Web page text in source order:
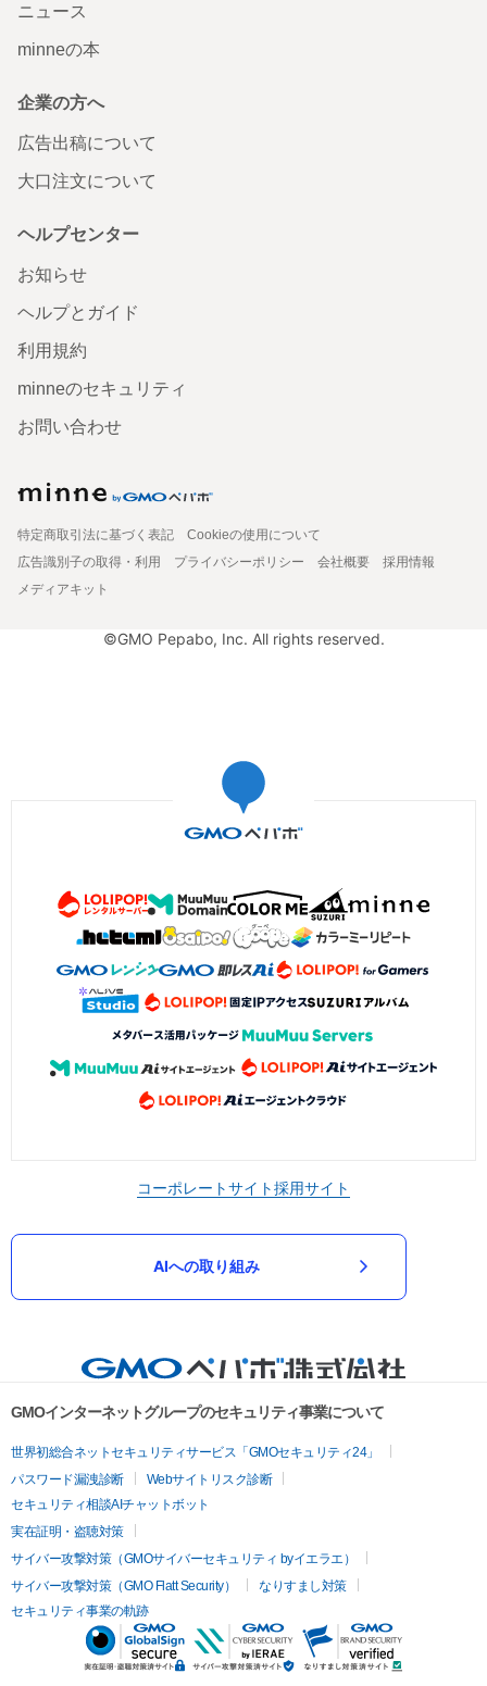
ニュース
minneの本
企業の方へ
広告出稿について
大口注文について
ヘルプセンター
お知らせ
ヘルプとガイド
利用規約
minneのセキュリティ
お問い合わせ
特定商取引法に基づく表記
Cookieの使用について
広告識別子の取得・利用
プライバシーポリシー 会社概要
採用情報
メディアキット
©GMO Pepabo, Inc. All rights reserved.
コーポレートサイト採用サイト
AIへの取り組み
GMOインターネットグループのセキュリティ事業について
世界初総合ネットセキュリティサービス「GMOセキュリティ24」
パスワード漏洩診断
Webサイトリスク診断
セキュリティ相談AIチャットボット
実在証明・盗聴対策
サイバー攻撃対策（GMOサイバーセキュリティ byイエラエ）
サイバー攻撃対策（GMO Flatt Security）
なりすまし対策
セキュリティ事業の軌跡